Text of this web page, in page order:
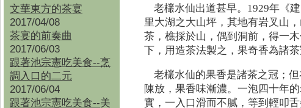
文華東方的茶宴
2017/04/08
茶宴的前奏曲
2017/06/03
跟著池宗憲吃美食--烹
調入口的二元
2017/06/04
跟著池宗憲吃美食--美
老欉水仙出道甚早。1929年《
里大湖之大山坪，其地有岩叉山
茶，樵採於山，偶到洞前，得一
下，用造茶法製之，果奇香為諸茶
老欉水仙的果香是諸茶之冠；
陳放，果香味漸濃。一泡四十年
實，一入口滑而不膩，等到輕叩